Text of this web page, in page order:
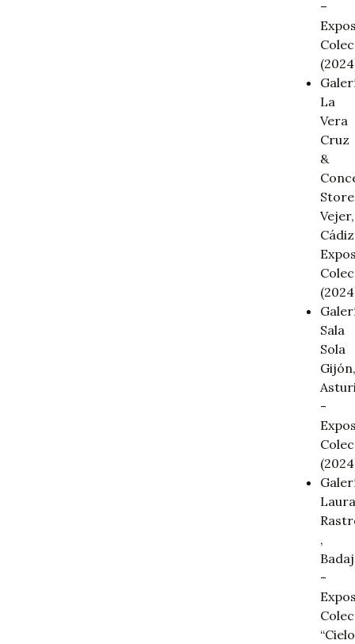
–
La
Vera
Cruz
&
Store
Vejer,
Sala
Sola
Gijón,
-
Laura
,
-